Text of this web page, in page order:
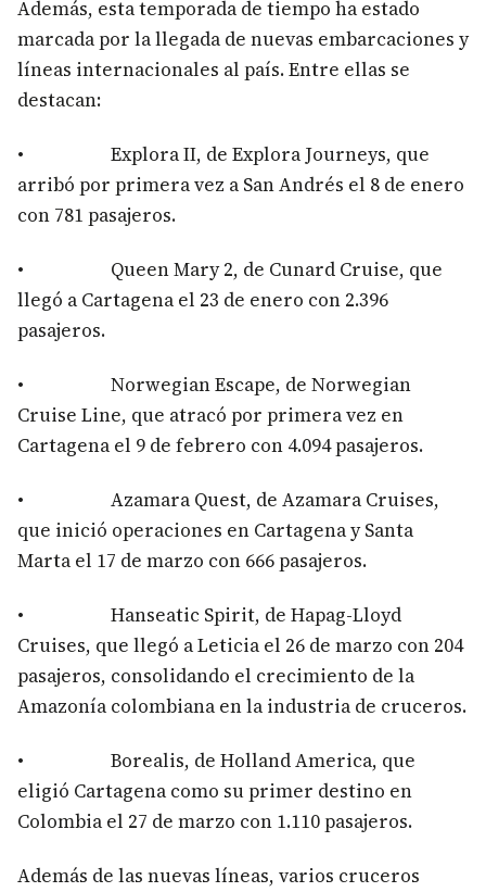
Además, esta temporada de tiempo ha estado
marcada por la llegada de nuevas embarcaciones y
líneas internacionales al país. Entre ellas se
destacan:
• Explora II, de Explora Journeys, que
arribó por primera vez a San Andrés el 8 de enero
con 781 pasajeros.
• Queen Mary 2, de Cunard Cruise, que
llegó a Cartagena el 23 de enero con 2.396
pasajeros.
• Norwegian Escape, de Norwegian
Cruise Line, que atracó por primera vez en
Cartagena el 9 de febrero con 4.094 pasajeros.
• Azamara Quest, de Azamara Cruises,
que inició operaciones en Cartagena y Santa
Marta el 17 de marzo con 666 pasajeros.
• Hanseatic Spirit, de Hapag-Lloyd
Cruises, que llegó a Leticia el 26 de marzo con 204
pasajeros, consolidando el crecimiento de la
Amazonía colombiana en la industria de cruceros.
• Borealis, de Holland America, que
eligió Cartagena como su primer destino en
Colombia el 27 de marzo con 1.110 pasajeros.
Además de las nuevas líneas, varios cruceros